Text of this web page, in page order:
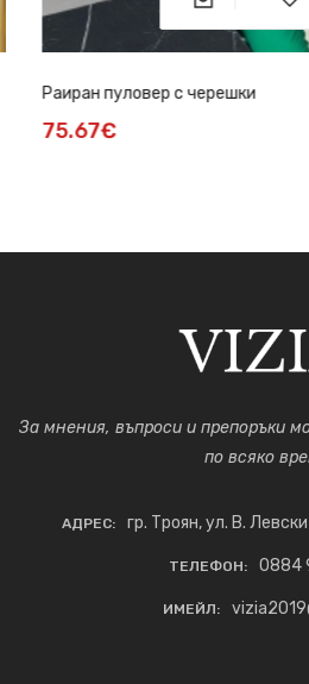
Раиран пуловер с черешки
75.67€
За мнения, въпроси и препоръки
по всяко
АДРЕС: гр. Троян, ул. В.
ТЕЛЕФОН: 0884
ИМЕЙЛ: